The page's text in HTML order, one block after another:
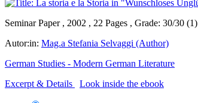
Seminar Paper , 2002 , 22 Pages , Grade: 30/30 (1)
Autor:in: Mag.a Stefania Selvaggi (Author)
German Studies - Modern German Literature
Excerpt & Details
Look inside the ebook